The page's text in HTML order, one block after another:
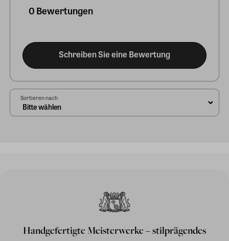
0 Bewertungen
Schreiben Sie eine Bewertung
Sortieren nach
Handgefertigte Meisterwerke – stilprägendes